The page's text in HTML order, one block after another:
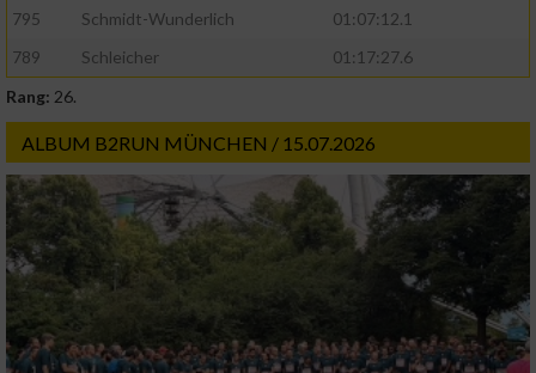
795
Schmidt-Wunderlich
01:07:12.1
789
Schleicher
01:17:27.6
Rang: 26.
ALBUM B2RUN MÜNCHEN / 15.07.2026